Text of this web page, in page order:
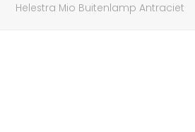
Helestra Mio Buitenlamp Antraciet